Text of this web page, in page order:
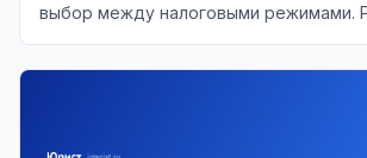
выбор между налоговыми режимами.